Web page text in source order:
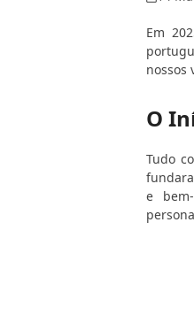
Em
nossos
O
Tudo
e